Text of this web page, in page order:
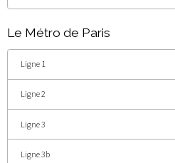
Le Métro de Paris
Ligne 1
Ligne 2
Ligne 3
Ligne 3b